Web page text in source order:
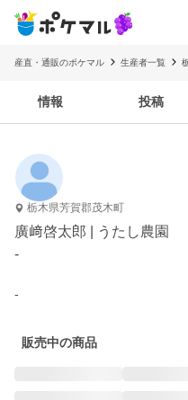
産直・通販のポケマル 生産者一覧
情報 投稿
栃木県芳賀郡茂木町
廣﨑啓太郎 | うたし農園
-
-
販売中の商品